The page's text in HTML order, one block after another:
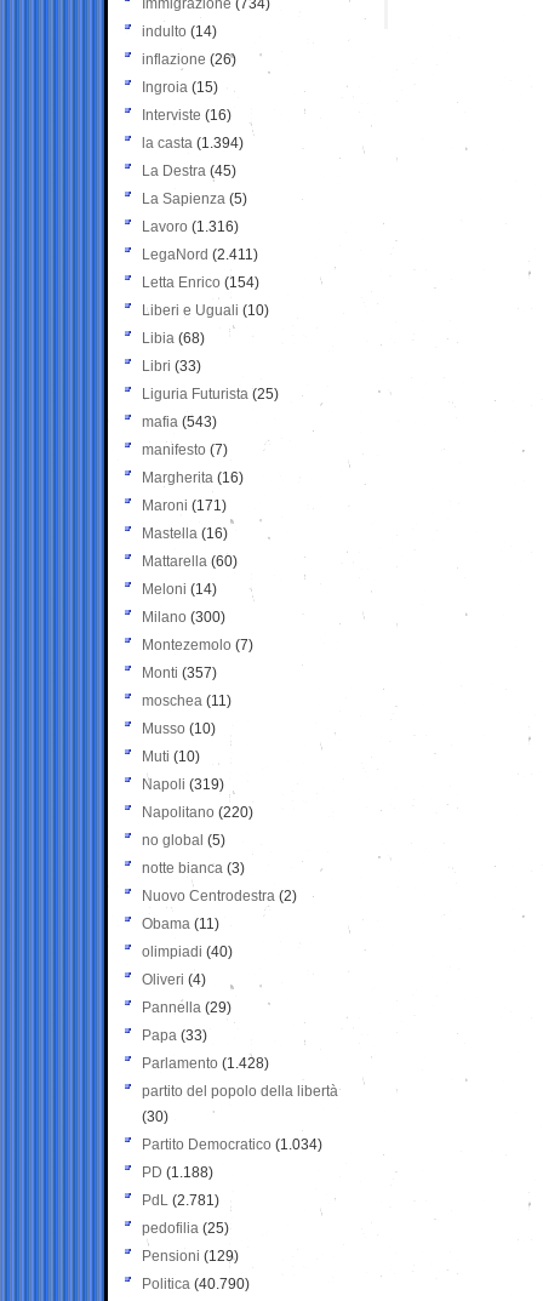
Immigrazione (734)
indulto (14)
inflazione (26)
Ingroia (15)
Interviste (16)
la casta (1.394)
La Destra (45)
La Sapienza (5)
Lavoro (1.316)
LegaNord (2.411)
Letta Enrico (154)
Liberi e Uguali (10)
Libia (68)
Libri (33)
Liguria Futurista (25)
mafia (543)
manifesto (7)
Margherita (16)
Maroni (171)
Mastella (16)
Mattarella (60)
Meloni (14)
Milano (300)
Montezemolo (7)
Monti (357)
moschea (11)
Musso (10)
Muti (10)
Napoli (319)
Napolitano (220)
no global (5)
notte bianca (3)
Nuovo Centrodestra (2)
Obama (11)
olimpiadi (40)
Oliveri (4)
Pannella (29)
Papa (33)
Parlamento (1.428)
partito del popolo della libertà
(30)
Partito Democratico (1.034)
PD (1.188)
PdL (2.781)
pedofilia (25)
Pensioni (129)
Politica (40.790)